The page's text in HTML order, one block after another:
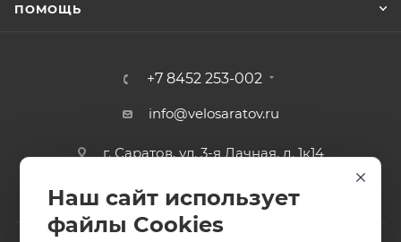
ПОМОЩЬ
+7 8452 253-002
info@velosaratov.ru
г. Саратов, ул. 3-я Дачная, д. 1к14
Наш сайт использует
файлы Cookies